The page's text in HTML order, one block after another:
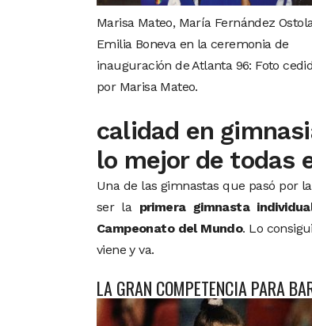
Marisa Mateo, María Fernández
Emilia Boneva en la ceremonia de
inauguración de Atlanta 96: Foto
por Marisa Mateo.
calidad en
lo mejor de todas
Una de las gimnastas que pasó por
ser la primera gimnasta
Campeonato del Mundo. Lo
viene y va.
LA GRAN COMPETENCIA PARA